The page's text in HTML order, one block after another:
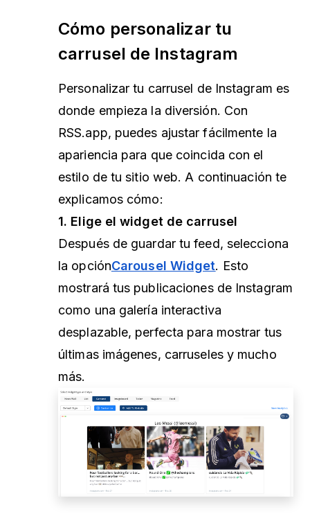
Cómo personalizar tu
carrusel de Instagram
Personalizar tu carrusel de Instagram es
donde empieza la diversión. Con
RSS.app, puedes ajustar fácilmente la
apariencia para que coincida con el
estilo de tu sitio web. A continuación te
explicamos cómo:
1. Elige el widget de carrusel
Después de guardar tu feed, selecciona
la opciónCarousel Widget. Esto
mostrará tus publicaciones de Instagram
como una galería interactiva
desplazable, perfecta para mostrar tus
últimas imágenes, carruseles y mucho
más.